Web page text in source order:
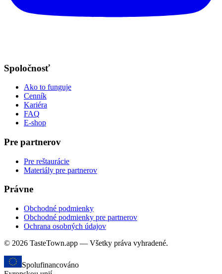
Spoločnosť
Ako to funguje
Cenník
Kariéra
FAQ
E-shop
Pre partnerov
Pre reštaurácie
Materiály pre partnerov
Právne
Obchodné podmienky
Obchodné podmienky pre partnerov
Ochrana osobných údajov
© 2026 TasteTown.app — Všetky práva vyhradené.
Spolufinancováno